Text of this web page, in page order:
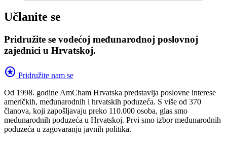
Učlanite se
Pridružite se vodećoj međunarodnoj poslovnoj
zajednici u Hrvatskoj.
stars Pridružite nam se
Od 1998. godine AmCham Hrvatska predstavlja poslovne interese
američkih, međunarodnih i hrvatskih poduzeća. S više od 370
članova, koji zapošljavaju preko 110.000 osoba, glas smo
međunarodnih poduzeća u Hrvatskoj. Prvi smo izbor međunarodnih
poduzeća u zagovaranju javnih politika.